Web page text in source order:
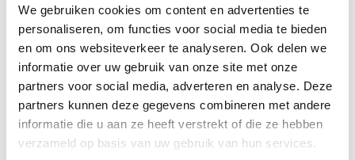
We gebruiken cookies om content en advertenties te
personaliseren, om functies voor social media te bieden
en om ons websiteverkeer te analyseren. Ook delen we
informatie over uw gebruik van onze site met onze
partners voor social media, adverteren en analyse. Deze
partners kunnen deze gegevens combineren met andere
informatie die u aan ze heeft verstrekt of die ze hebben
verzameld op basis van uw gebruik van hun services.
Deze wandelstok houder is enkel geschikt voor de volgende rollator:
MultiMotion Carbon rollator in verschillende kleuren Maat M
MultiMotion Carbon rollator in verschillende kleuren Maat L
Persoonlijk advies
Start chat